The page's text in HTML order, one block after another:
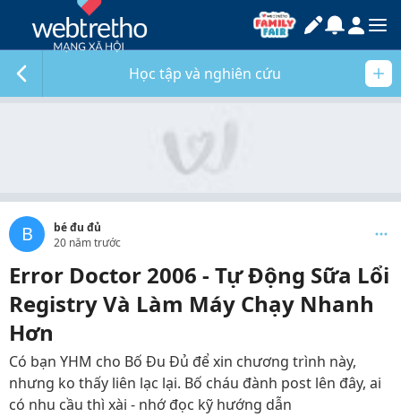
Học tập và nghiên cứu
B
bé đu đủ
20 năm trước
Error Doctor 2006 - Tự Động Sữa Lổi
Registry Và Làm Máy Chạy Nhanh
Hơn
Có bạn YHM cho Bố Đu Đủ để xin chương trình này,
nhưng ko thấy liên lạc lại. Bố cháu đành post lên đây, ai
có nhu cầu thì xài - nhớ đọc kỹ hướng dẫn